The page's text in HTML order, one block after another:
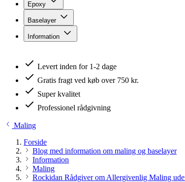
Epoxy
Baselayer
Information
Levert inden for 1-2 dage
Gratis fragt ved køb over 750 kr.
Super kvalitet
Professionel rådgivning
Maling
Forside
Blog med information om maling og baselayer
Information
Maling
Rockidan Rådgiver om Allergivenlig Maling